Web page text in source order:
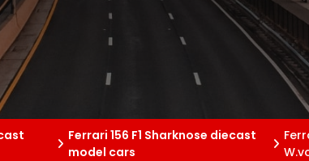
Ferrari 156 F1 Sharknose diecast
model cars